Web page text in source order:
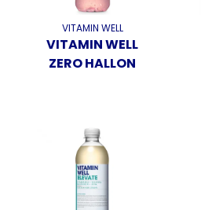
VITAMIN WELL
VITAMIN WELL
ZERO HALLON